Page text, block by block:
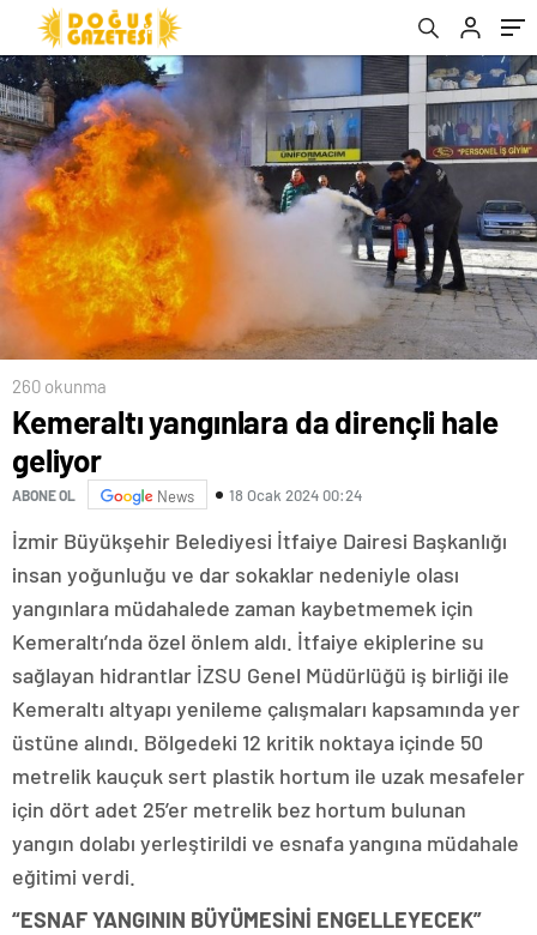
260 okunma
Kemeraltı yangınlara da dirençli hale
geliyor
ABONE OL News 18 Ocak 2024 00:24
İzmir Büyükşehir Belediyesi İtfaiye Dairesi Başkanlığı
insan yoğunluğu ve dar sokaklar nedeniyle olası
yangınlara müdahalede zaman kaybetmemek için
Kemeraltı’nda özel önlem aldı. İtfaiye ekiplerine su
sağlayan hidrantlar İZSU Genel Müdürlüğü iş birliği ile
Kemeraltı altyapı yenileme çalışmaları kapsamında yer
üstüne alındı. Bölgedeki 12 kritik noktaya içinde 50
metrelik kauçuk sert plastik hortum ile uzak mesafeler
için dört adet 25’er metrelik bez hortum bulunan
yangın dolabı yerleştirildi ve esnafa yangına müdahale
eğitimi verdi.
“ESNAF YANGININ BÜYÜMESİNİ ENGELLEYECEK”